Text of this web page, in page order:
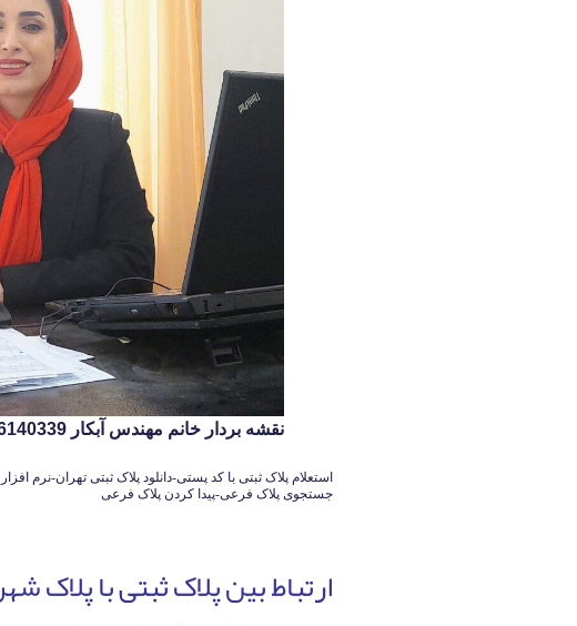
نقشه بردار خانم مهندس آبکار 09126140339
استعلام پلاک ثبتی با کد پستی-دانلود پلاک ثبتی تهران-نرم
جستجوی پلاک فرعی-پیدا کردن پلاک فرعی
ارتباط بین پلاک ثبتی با پلاک